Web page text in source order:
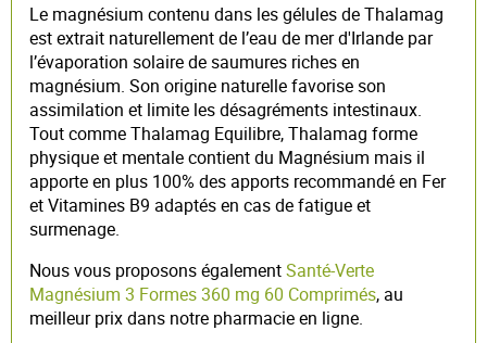
Le magnésium contenu dans les gélules de Thalamag
est extrait naturellement de l’eau de mer d'Irlande par
l’évaporation solaire de saumures riches en
magnésium. Son origine naturelle favorise son
assimilation et limite les désagréments intestinaux.
Tout comme Thalamag Equilibre, Thalamag forme
physique et mentale contient du Magnésium mais il
apporte en plus 100% des apports recommandé en Fer
et Vitamines B9 adaptés en cas de fatigue et
surmenage.
Nous vous proposons égalementSanté-Verte
Magnésium 3 Formes 360 mg 60 Comprimés, au
meilleur prix dans notre pharmacie en ligne.